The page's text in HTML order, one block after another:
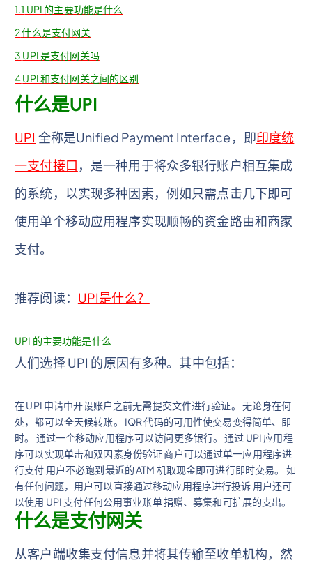
1.1 UPI 的主要功能是什么
2什么是支付网关
3 UPI 是支付网关吗
4UPI 和支付网关之间的区别
什么是UPI
UPI 全称是Unified Payment Interface，即印度统
一支付接口 ，是一种用于将众多银行账户相互集成
的系统，以实现多种因素，例如只需点击几下即可
使用单个移动应用程序实现顺畅的资金路由和商家
支付。
推荐阅读： UPI是什么？
UPI 的主要功能是什么
人们选择 UPI 的原因有多种。其中包括：
在 UPI 申请中开设账户之前无需提交文件进行验证。 无论身在何
处，都可以全天候转账。 IQR 代码的可用性使交易变得简单、即
时。 通过一个移动应用程序可以访问更多银行。 通过 UPI 应用程
序可以实现单击和双因素身份验证 商户可以通过单一应用程序进
行支付 用户不必跑到最近的 ATM 机取现金即可进行即时交易。 如
有任何问题，用户可以直接通过移动应用程序进行投诉 用户还可
以使用 UPI 支付任何公用事业账单 捐赠、募集和可扩展的支出。
什么是支付网关
从客户端收集支付信息并将其传输至收单机构，然